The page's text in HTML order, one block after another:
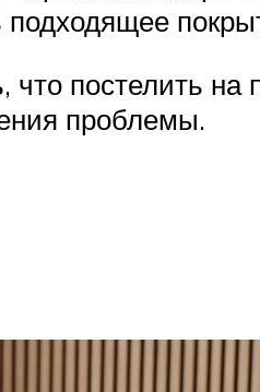
постелить на
проблемы.